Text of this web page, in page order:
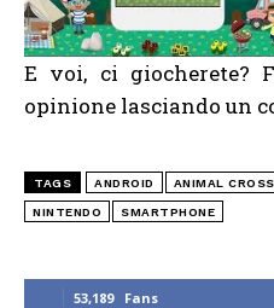
53,189 Fans
E voi, ci giocherete?
opinione lasciando un
TAGS ANDROID ANIMAL
NINTENDO SMARTPHONE